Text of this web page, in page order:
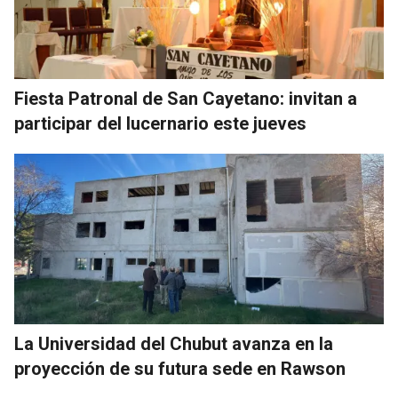
Fiesta Patronal de San Cayetano: invitan a
participar del lucernario este jueves
La Universidad del Chubut avanza en la
proyección de su futura sede en Rawson